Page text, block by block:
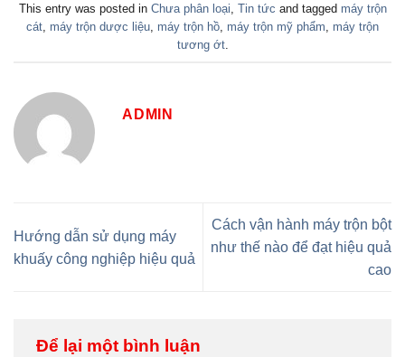
This entry was posted in Chưa phân loại, Tin tức and tagged máy trộn
cát, máy trộn dược liệu, máy trộn hồ, máy trộn mỹ phẩm, máy trộn
tương ớt.
ADMIN
Hướng dẫn sử dụng máy
khuấy công nghiệp hiệu quả
Cách vận hành máy trộn bột
như thế nào để đạt hiệu quả
cao
Để lại một bình luận